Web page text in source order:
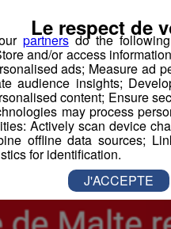
Offres d'Emploi
partnersdo the following
and/or access
ads; Measure ad
audience insights;
content; Ensure
may process
Actively scan device
offline data sources;
for identification.
Le respect de
J'ACCEPTE